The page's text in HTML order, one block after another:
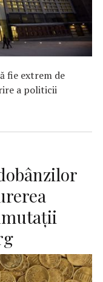
fie extrem de
a politicii